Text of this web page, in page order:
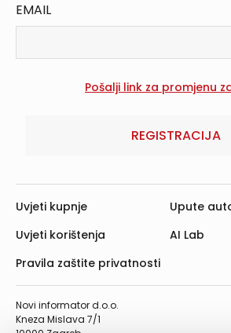
EMAIL
REGISTRACIJA
Novi informator d.o.o.
Kneza Mislava 7/1
Uvjeti kupnje
Uvjeti korištenja
Pravila zaštite privatnosti
Upute
AI Lab